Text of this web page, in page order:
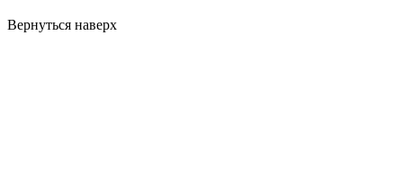
Вернуться наверх